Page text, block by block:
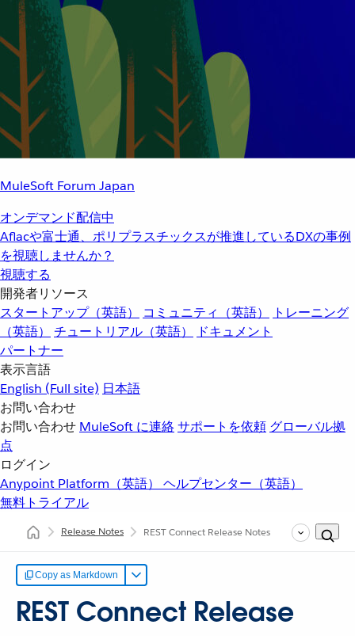
MuleSoft Forum Japan
オンデマンド配信中
Aflacや富士通、ポリプラスチックスが推進しているDXの事例
を視聴しませんか？
視聴する
開発者リソース
スタートアップ（英語）
コミュニティ（英語）
トレーニング
（英語）
チュートリアル（英語）
ドキュメント
パートナー
表示言語
English (Full site) 日本語
お問い合わせ
お問い合わせ MuleSoft に連絡サポートを依頼 グローバル拠
点
ログイン
Anypoint Platform（英語） ヘルプセンター（英語）
無料トライアル
Release Notes REST Connect Release Notes
Copy as Markdown
REST Connect Release